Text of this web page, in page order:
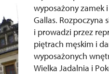
wyposażony zamek
Gallas. Rozpoczyna
i prowadzi przez
piętrach męskim i
wyposażonych
Wielka Jadalnia i